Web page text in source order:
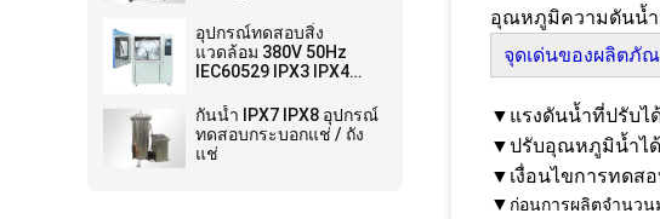
อุปกรณ์ทดสอบสิ่ง
แวดล้อม 380V 50Hz
IEC60529 IPX3 IPX4
ทดสอบปริมาณน้ำฝน
กันน้ำ IPX7 IPX8 อุปกรณ์
ทดสอบกระบอกแช่ / ถัง
แช่
อุณหภูมิความดันน้ำม
จุดเด่นของผลิตภัณ
▼แรงดันน้ำที่ปรับไ
▼ปรับอุณหภูมิน้ำได้
▼เงื่อนไขการทดส
▼ ก่อนการผลิตจำนว